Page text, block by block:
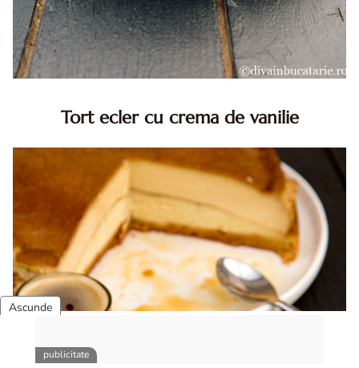
Tort ecler cu crema de vanilie
Reteta tort ecler. Tort ecler cu crema vanilie. Reteta
Karpatka